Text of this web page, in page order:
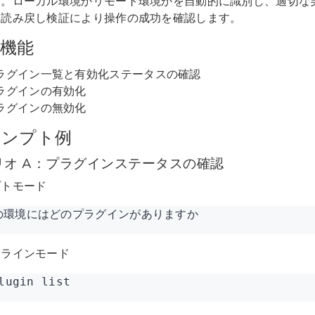
み戻し検証により操作の成功を確認します。
能
グイン一覧と有効化ステータスの確認
グインの有効化
グインの無効化
プト例
オ A：プラグインステータスの確認
モード
環境にはどのプラグインがありますか
インモード
list